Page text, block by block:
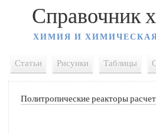
Справочник
ХИМИЯ И
Статьи Рисунки Таблицы
Политропические реакторы расчет